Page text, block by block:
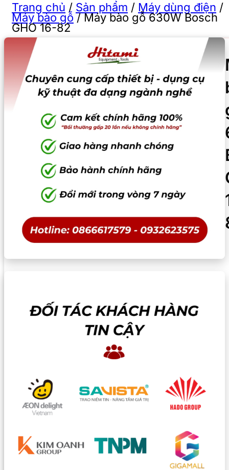
Trang chủ / Sản phẩm / Máy dùng điện /
Máy bào gỗ/Máy bào gỗ 630W Bosch
GHO 16-82